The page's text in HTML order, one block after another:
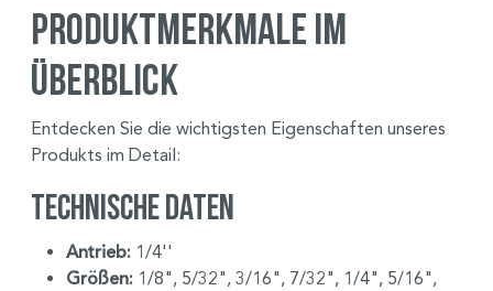
Produktmerkmale im
Überblick
Entdecken Sie die wichtigsten Eigenschaften unseres
Produkts im Detail:
Technische Daten
Antrieb: 1/4''
Größen: 1/8", 5/32", 3/16", 7/32", 1/4", 5/16",